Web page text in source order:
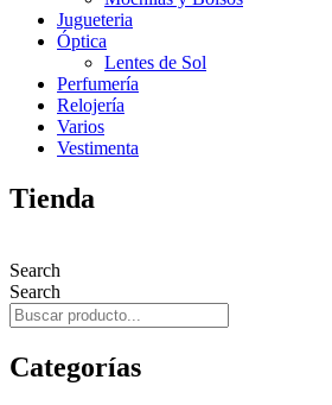
Jugueteria
Óptica
Lentes de Sol
Perfumería
Relojería
Varios
Vestimenta
Tienda
Search
Search
Categorías